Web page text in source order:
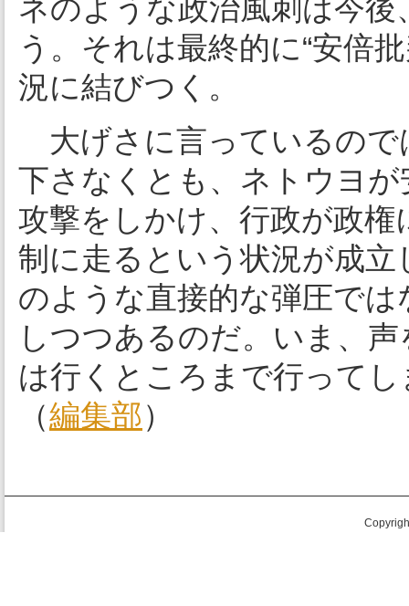
ネのような政治風刺は今
う。それは最終的に“安倍
況に結びつく。
大げさに言っているので
下さなくとも、ネトウヨ
攻撃をしかけ、行政が政
制に走るという状況が成
のような直接的な弾圧で
しつつあるのだ。いま、
は行くところまで行って
（編集部）